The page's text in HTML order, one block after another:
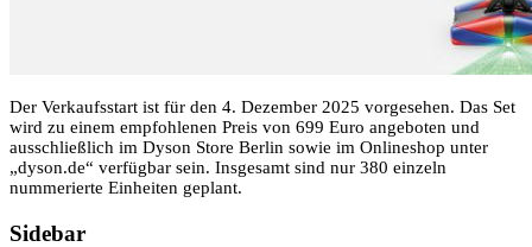
Der Verkaufsstart ist für den 4. Dezember 2025 vorgesehen. Das Set
wird zu einem empfohlenen Preis von 699 Euro angeboten und
ausschließlich im Dyson Store Berlin sowie im Onlineshop unter
„dyson.de“ verfügbar sein. Insgesamt sind nur 380 einzeln
nummerierte Einheiten geplant.
Sidebar